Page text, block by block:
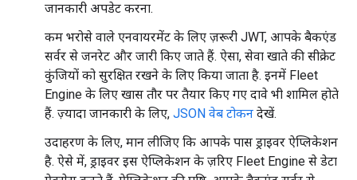
जानकारी अपडेट करना.
कम भरोसे वाले एनवायरमेंट के लिए ज़रूरी JWT, आपके बैकएंड
सर्वर से जनरेट और जारी किए जाते हैं. ऐसा, सेवा खाते की सीक्रेट
कुंजियों को सुरक्षित रखने के लिए किया जाता है. इनमें Fleet
Engine के लिए खास तौर पर तैयार किए गए दावे भी शामिल होते
हैं. ज़्यादा जानकारी के लिए, JSON वेब टोकन देखें.
उदाहरण के लिए, मान लीजिए कि आपके पास ड्राइवर ऐप्लिकेशन
है. ऐसे में, ड्राइवर इस ऐप्लिकेशन के ज़रिए Fleet Engine से डेटा